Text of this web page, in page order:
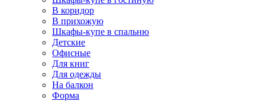
В коридор
В прихожую
Шкафы-купе в спальню
Детские
Офисные
Для книг
Для одежды
На балкон
Форма